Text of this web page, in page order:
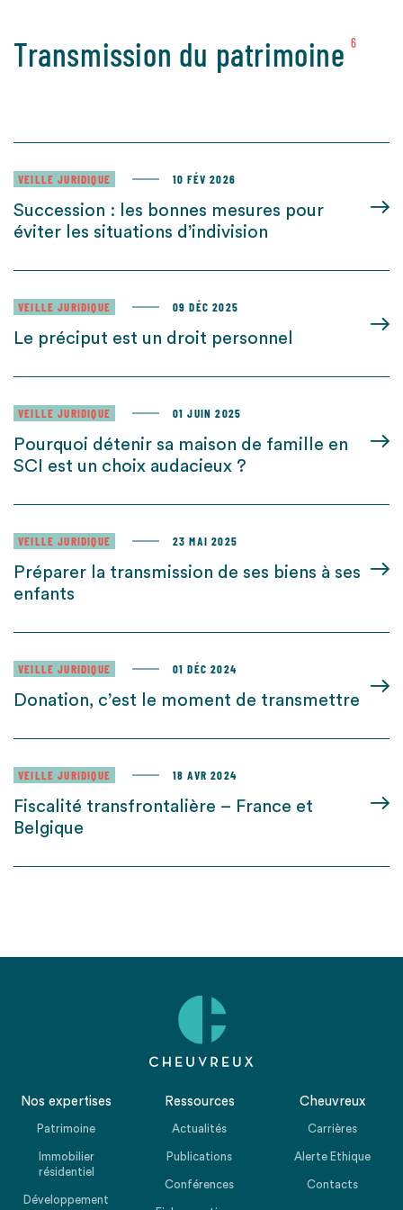
Transmission du patrimoine 6
VEILLE JURIDIQUE 10 FÉV 2026
Succession : les bonnes mesures pour
éviter les situations d’indivision
VEILLE JURIDIQUE 09 DÉC 2025
Le préciput est un droit personnel
VEILLE JURIDIQUE 01 JUIN 2025
Pourquoi détenir sa maison de famille en
SCI est un choix audacieux ?
VEILLE JURIDIQUE 23 MAI 2025
Préparer la transmission de ses biens à ses
enfants
VEILLE JURIDIQUE 01 DÉC 2024
Donation, c’est le moment de transmettre
VEILLE JURIDIQUE 18 AVR 2024
Fiscalité transfrontalière – France et
Belgique
Nos expertises
Patrimoine
Immobilier
résidentiel
Développement
Ressources
Actualités
Publications
Conférences
Cheuvreux
Carrières
Alerte Ethique
Contacts